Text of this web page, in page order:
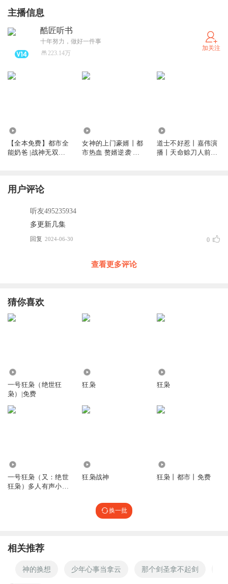
主播信息
酷匠听书
十年努力，做好一件事
223.14万
加关注
【全本免费】都市全
能奶爸 |战神无双宠
女神的上门豪婿丨都
市热血 赘婿逆袭 上
道士不好惹丨嘉伟演
播丨天命赊刀人前传
用户评论
听友495235934
多更新几集
回复 2024-06-30 0
查看更多评论
猜你喜欢
一号狂枭（绝世狂
枭）|免费
狂枭 狂枭
一号狂枭（又：绝世
狂枭）多人有声小说
狂枭战神 狂枭丨都市丨免费
换一批
相关推荐
神的换想 少年心事当拿云 那个剑圣拿不起剑